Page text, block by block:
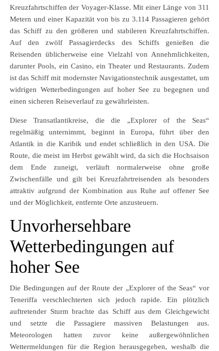
Kreuzfahrtschiffen der Voyager-Klasse. Mit einer Länge von 311
Metern und einer Kapazität von bis zu 3.114 Passagieren gehört
das Schiff zu den größeren und stabileren Kreuzfahrtschiffen.
Auf den zwölf Passagierdecks des Schiffs genießen die
Reisenden üblicherweise eine Vielzahl von Annehmlichkeiten,
darunter Pools, ein Casino, ein Theater und Restaurants. Zudem
ist das Schiff mit modernster Navigationstechnik ausgestattet, um
widrigen Wetterbedingungen auf hoher See zu begegnen und
einen sicheren Reiseverlauf zu gewährleisten.
Diese Transatlantikreise, die die „Explorer of the Seas“
regelmäßig unternimmt, beginnt in Europa, führt über den
Atlantik in die Karibik und endet schließlich in den USA. Die
Route, die meist im Herbst gewählt wird, da sich die Hochsaison
dem Ende zuneigt, verläuft normalerweise ohne große
Zwischenfälle und gilt bei Kreuzfahrtreisenden als besonders
attraktiv aufgrund der Kombination aus Ruhe auf offener See
und der Möglichkeit, entfernte Orte anzusteuern.
Unvorhersehbare
Wetterbedingungen auf
hoher See
Die Bedingungen auf der Route der „Explorer of the Seas“ vor
Teneriffa verschlechterten sich jedoch rapide. Ein plötzlich
auftretender Sturm brachte das Schiff aus dem Gleichgewicht
und setzte die Passagiere massiven Belastungen aus.
Meteorologen hatten zuvor keine außergewöhnlichen
Wettermeldungen für die Region herausgegeben, weshalb die